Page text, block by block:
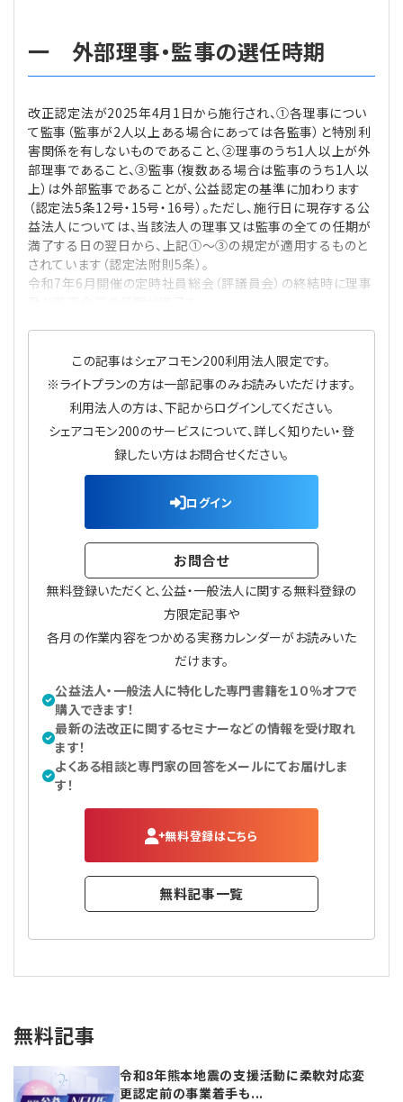
【連載】公益法人運営実務の処方箋
【連載】公益法人会計検定試験一問一答
【連載】公益法人のための「新公益信託」活用戦略
【連載】実務と税務のポイント
【連載】事務局だよりPLUS
【連載】テーマで紐解く逆引きガイドライン
【連載】悩みと向き合う経営学
【連載】非営利法人AtoZei
【連載】IT実務一問一答
プライバシーポリシー
一 外部理事・監事の選任時期
改正認定法が2025年4月1日から施行され、①各理事につい
て監事（監事が2人以上ある場合にあっては各監事）と特別利
害関係を有しないものであること、②理事のうち1人以上が外
部理事であること、③監事（複数ある場合は監事のうち1人以
上）は外部監事であることが、公益認定の基準に加わります
（認定法5条12号・15号・16号）。ただし、施行日に現存する公
益法人については、当該法人の理事又は監事の全ての任期が
満了する日の翌日から、上記①～③の規定が適用するものと
されています（認定法附則5条）。
令和7年6月開催の定時社員総会（評議員会）の終結時に理事
この記事はシェアコモン200利用法人限定です。
※ライトプランの方は一部記事のみお読みいただけます。
利用法人の方は、下記からログインしてください。
シェアコモン200のサービスについて、詳しく知りたい・登
録したい方はお問合せください。
ログイン
お問合せ
無料登録いただくと、公益・一般法人に関する無料登録の
方限定記事や
各月の作業内容をつかめる実務カレンダーがお読みいた
だけます。
公益法人・一般法人に特化した専門書籍を１０％オフで
購入できます！
最新の法改正に関するセミナーなどの情報を受け取れ
ます！
よくある相談と専門家の回答をメールにてお届けしま
す！
無料登録はこちら
無料記事一覧
無料記事
令和8年熊本地震の支援活動に柔軟対応変
更認定前の事業着手も...